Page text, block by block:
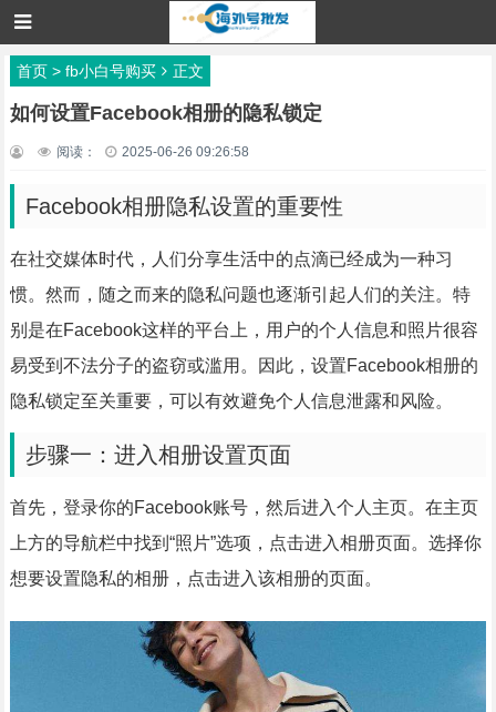
首页> fb小白号购买 正文
如何设置Facebook相册的隐私锁定
阅读： 2025-06-26 09:26:58
Facebook相册隐私设置的重要性
在社交媒体时代，人们分享生活中的点滴已经成为一种习
惯。然而，随之而来的隐私问题也逐渐引起人们的关注。特
别是在Facebook这样的平台上，用户的个人信息和照片很容
易受到不法分子的盗窃或滥用。因此，设置Facebook相册的
隐私锁定至关重要，可以有效避免个人信息泄露和风险。
步骤一：进入相册设置页面
首先，登录你的Facebook账号，然后进入个人主页。在主页
上方的导航栏中找到“照片”选项，点击进入相册页面。选择你
想要设置隐私的相册，点击进入该相册的页面。